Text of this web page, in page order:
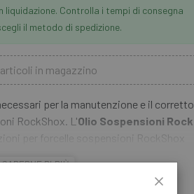
Controlla i tempi di consegna
il metodo di spedizione.
in magazzino
per la manutenzione e il corretto
RockShox. L'Olio Sospensioni Rock
per forcelle sospensioni RockShox
DI PIÙ